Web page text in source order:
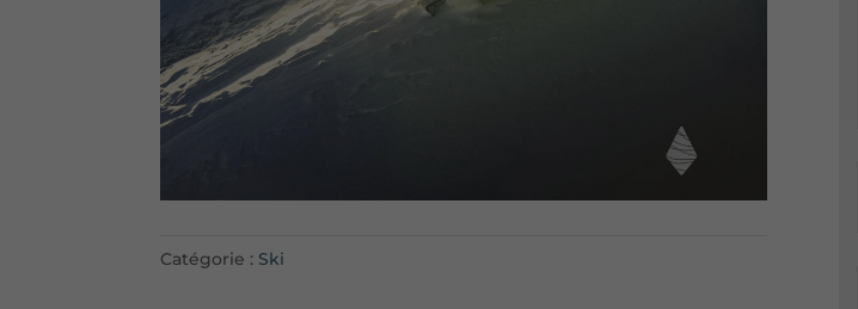
Catégorie : Ski